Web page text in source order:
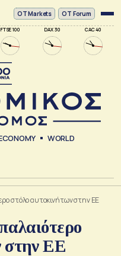
FTSE 100 DAX 30 CAC 40
ΟΤ Markets OT Forum
WORLD
στόλο αυτοκινήτων στην ΕΕ
στην ΕΕ